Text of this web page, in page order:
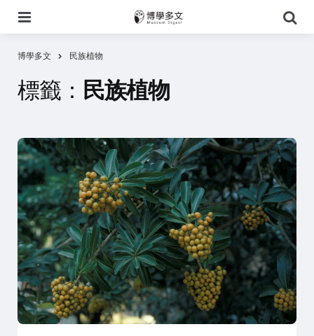
尋
博學多文 民族植物
標籤： 民族植物